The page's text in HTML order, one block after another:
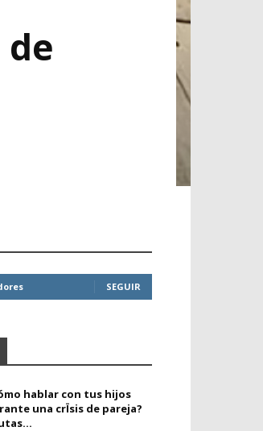
SEGUIR
hablar con tus hijos
una crÏsis de pareja?